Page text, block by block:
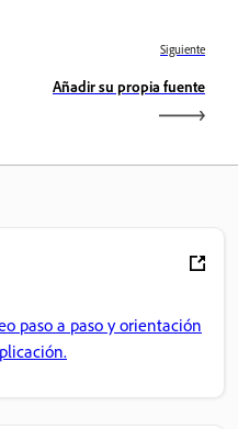
Siguiente
Añadir su propia fuente
paso a paso y orientación